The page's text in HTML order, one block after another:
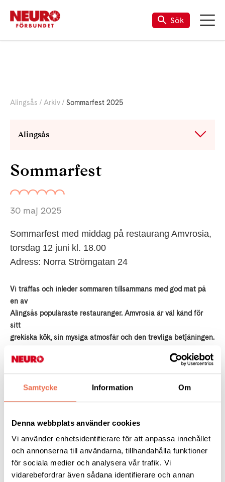
Samtycke Information Om
Denna webbplats använder cookies
Vi använder enhetsidentifierare för att anpassa innehållet
och annonserna till användarna, tillhandahålla funktioner
för sociala medier och analysera vår trafik. Vi
vidarebefordrar även sådana identifierare och annan
Till Neuro.se
Sök
Alingsås Arkiv Sommarfest 2025
Alingsås
Sommarfest
30 maj 2025
Sommarfest med middag på restaurang Amvrosia,
torsdag 12 juni kl. 18.00
Adress: Norra Strömgatan 24
Vi träffas och inleder sommaren tillsammans med god mat på
en av
Alingsås populäraste restauranger. Amvrosia är väl känd för
sitt
grekiska kök, sin mysiga atmosfär och den trevliga betjäningen.
Kostnad: 225 kr / person, inkl. vatten samt kaffe. Öl eller vin
kostar 65 kr / glas
Du anmäler dig genom att betala 225 kr senast 6 juni till Neuro
Bankgiro nr. 5046-0286 eller Swish nr 123 368 14 75
Om du har frågor kontakta:
Inger Johansson Tel. 0704 392048 eller Jan-Erik Elmqvist Tel.
0703 175600